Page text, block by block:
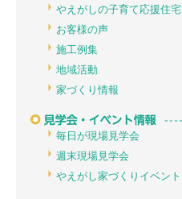
やえがしの子育て応援住宅
お客様の声
施工例集
地域活動
家づくり情報
毎日が現場見学会
週末現場見学会
やえがし家づくりイベント